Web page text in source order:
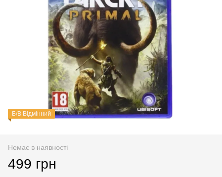
Б/В Відмінний
Немає в наявності
499 грн